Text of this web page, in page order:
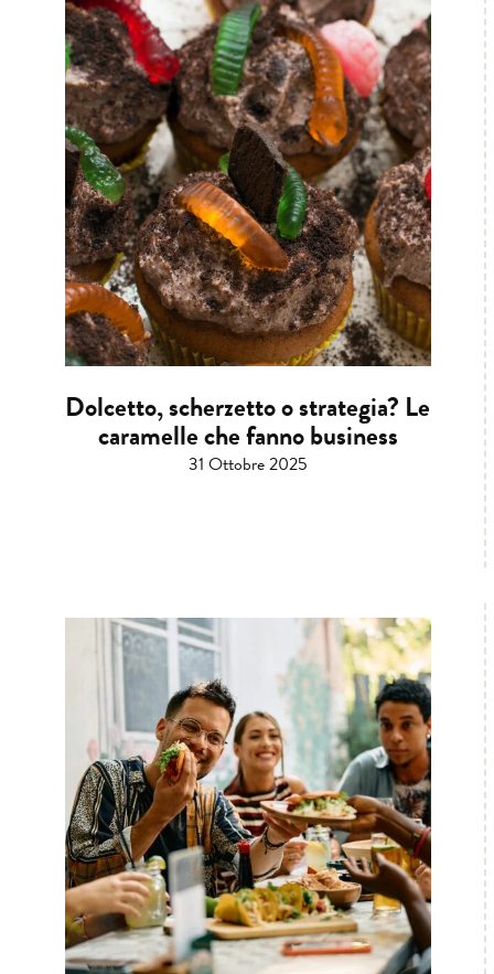
Dolcetto, scherzetto o strategia? Le
caramelle che fanno business
31 Ottobre 2025